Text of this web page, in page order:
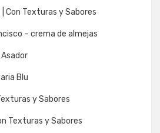
Con Texturas y Sabores
– crema de almejas
Blu
y Sabores
Texturas y Sabores